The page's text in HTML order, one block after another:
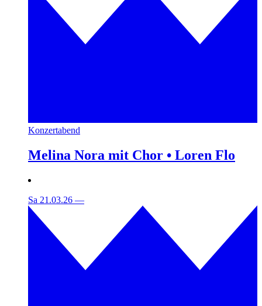
Konzertabend
Melina Nora mit Chor • Loren Flo
Sa 21.03.26 —